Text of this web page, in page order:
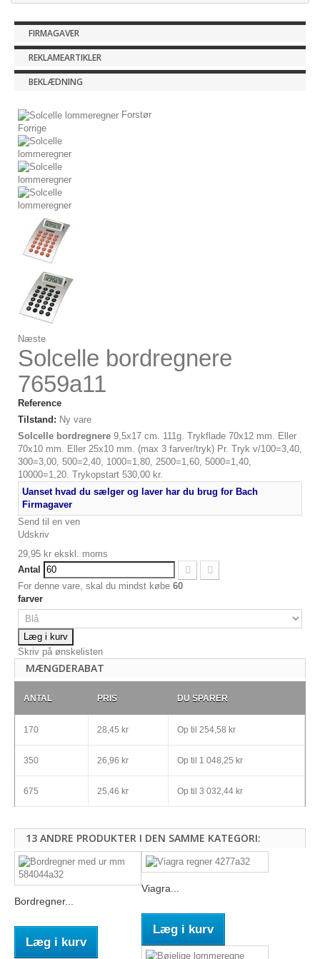
FIRMAGAVER
REKLAMEARTIKLER
BEKLÆDNING
Forstør
Forrige
Næste
Solcelle bordregnere
7659a11
Reference
Tilstand: Ny vare
Solcelle bordregnere 9,5x17 cm. 111g. Trykflade 70x12 mm. Eller
70x10 mm. Eller 25x10 mm. (max 3 farver/tryk) Pr. Tryk v/100=3,40,
300=3,00, 500=2,40, 1000=1,80, 2500=1,60, 5000=1,40,
10000=1,20. Trykopstart 530,00 kr.
Uanset hvad du sælger og laver har du brug for Bach
Firmagaver
Send til en ven
Udskriv
29,95 kr ekskl. moms
Antal
For denne vare, skal du mindst købe 60
farver
Læg i kurv
Skriv på ønskelisten
MÆNGDERABAT
ANTAL PRIS DU SPARER
170 28,45 kr Op til 254,58 kr
350 26,96 kr Op til 1 048,25 kr
675 25,46 kr Op til 3 032,44 kr
13 ANDRE PRODUKTER I DEN SAMME KATEGORI:
Bordregner...
Læg i kurv
Viagra...
Læg i kurv